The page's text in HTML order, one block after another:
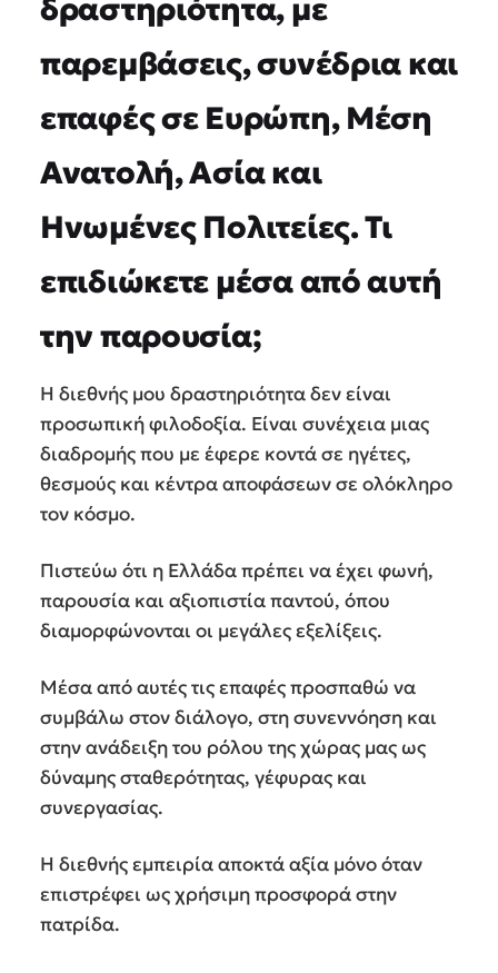
δραστηριότητα, με
παρεμβάσεις, συνέδρια και
επαφές σε Ευρώπη, Μέση
Ανατολή, Ασία και
Ηνωμένες Πολιτείες. Τι
επιδιώκετε μέσα από αυτή
την παρουσία;
Η διεθνής μου δραστηριότητα δεν είναι
προσωπική φιλοδοξία. Είναι συνέχεια μιας
διαδρομής που με έφερε κοντά σε ηγέτες,
θεσμούς και κέντρα αποφάσεων σε ολόκληρο
τον κόσμο.
Πιστεύω ότι η Ελλάδα πρέπει να έχει φωνή,
παρουσία και αξιοπιστία παντού, όπου
διαμορφώνονται οι μεγάλες εξελίξεις.
Μέσα από αυτές τις επαφές προσπαθώ να
συμβάλω στον διάλογο, στη συνεννόηση και
στην ανάδειξη του ρόλου της χώρας μας ως
δύναμης σταθερότητας, γέφυρας και
συνεργασίας.
Η διεθνής εμπειρία αποκτά αξία μόνο όταν
επιστρέφει ως χρήσιμη προσφορά στην
πατρίδα.